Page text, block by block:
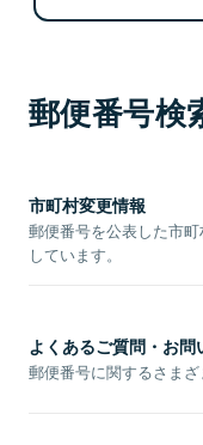
郵便番号検
市町村変更情報
郵便番号を公表した市
しています。
よくあるご質問・お問
郵便番号に関するさまざ